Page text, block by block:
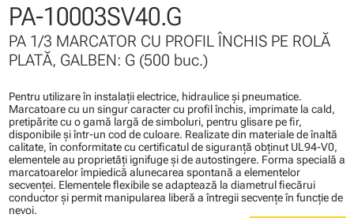
PA-10003SV40.G
PA 1/3 MARCATOR CU PROFIL ÎNCHIS PE ROLĂ
PLATĂ, GALBEN: G (500 buc.)
Pentru utilizare în instalaţii electrice, hidraulice şi pneumatice.
Marcatoare cu un singur caracter cu profil închis, imprimate la cald,
pretipărite cu o gamă largă de simboluri, pentru glisare pe fir,
disponibile şi într-un cod de culoare. Realizate din materiale de înaltă
calitate, în conformitate cu certificatul de siguranţă obţinut UL94-V0,
elementele au proprietăţi ignifuge şi de autostingere. Forma specială a
marcatoarelor împiedică alunecarea spontană a elementelor
secvenţei. Elementele flexibile se adaptează la diametrul fiecărui
conductor şi permit manipularea liberă a întregii secvenţe în funcţie de
nevoi.